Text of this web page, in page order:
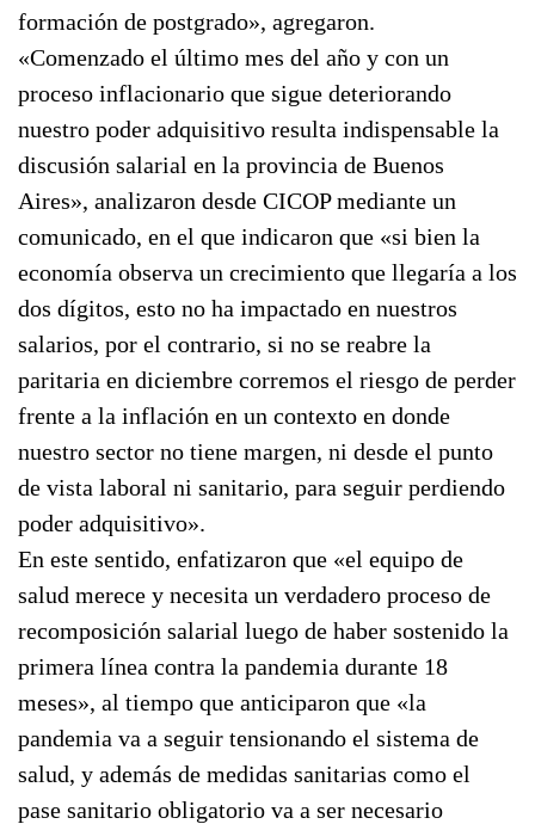
formación de postgrado», agregaron.
«Comenzado el último mes del año y con un
proceso inflacionario que sigue deteriorando
nuestro poder adquisitivo resulta indispensable la
discusión salarial en la provincia de Buenos
Aires», analizaron desde CICOP mediante un
comunicado, en el que indicaron que «si bien la
economía observa un crecimiento que llegaría a los
dos dígitos, esto no ha impactado en nuestros
salarios, por el contrario, si no se reabre la
paritaria en diciembre corremos el riesgo de perder
frente a la inflación en un contexto en donde
nuestro sector no tiene margen, ni desde el punto
de vista laboral ni sanitario, para seguir perdiendo
poder adquisitivo».
En este sentido, enfatizaron que «el equipo de
salud merece y necesita un verdadero proceso de
recomposición salarial luego de haber sostenido la
primera línea contra la pandemia durante 18
meses», al tiempo que anticiparon que «la
pandemia va a seguir tensionando el sistema de
salud, y además de medidas sanitarias como el
pase sanitario obligatorio va a ser necesario